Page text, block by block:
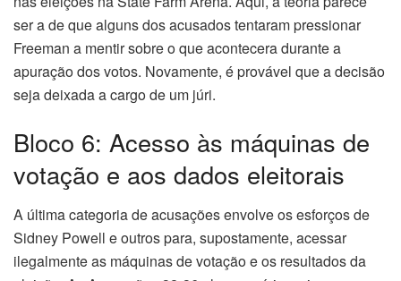
ser a de que alguns dos acusados tentaram pressionar
Freeman a mentir sobre o que acontecera durante a
apuração dos votos. Novamente, é provável que a decisão
seja deixada a cargo de um júri.
Bloco 6: Acesso às máquinas de
votação e aos dados eleitorais
A última categoria de acusações envolve os esforços de
Sidney Powell e outros para, supostamente, acessar
ilegalmente as máquinas de votação e os resultados da